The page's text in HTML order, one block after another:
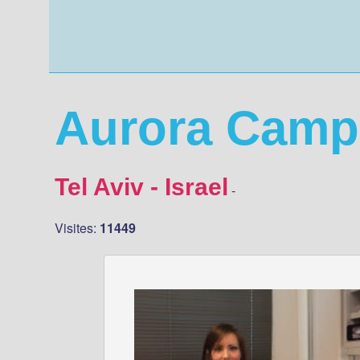
Aurora
Tel Aviv - Israel -
Visites: 11449